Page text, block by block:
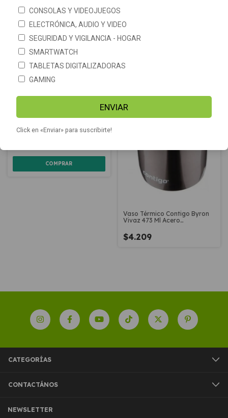
de temperatura Acero
9%OFF
COMPRAR
Vaso Térmico Contigo Byron
Vivaz 473 Ml Acero
$4.209
CATEGORÍAS
CONTACTÁNOS
NEWSLETTER
CONSOLAS Y VIDEOJUEGOS
ELECTRÓNICA, AUDIO Y VIDEO
SEGURIDAD Y VIGILANCIA - HOGAR
SMARTWATCH
TABLETAS DIGITALIZADORAS
GAMING
ENVIAR
Click en «Enviar» para suscribirte!